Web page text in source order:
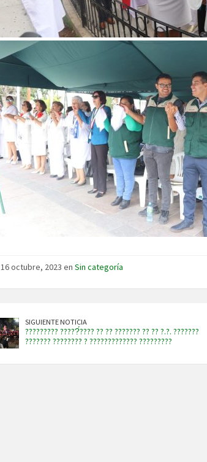
16 octubre, 2023 en Sin categoría
SIGUIENTE NOTICIA
????????? ?????́???? ?? ?? ??????? ?? ?? ?.?. ???????
??????? ???????? ? ????????????? ?????????